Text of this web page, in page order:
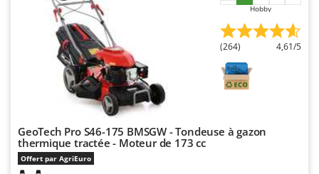
Master
Mastercook
Masterpro
McCulloch
Mille
Minox
Hobby
(264) 4,61/5
GeoTech Pro S46-175 BMSGW - Tondeuse à gazon
thermique tractée - Moteur de 173 cc
Offert par AgriEuro